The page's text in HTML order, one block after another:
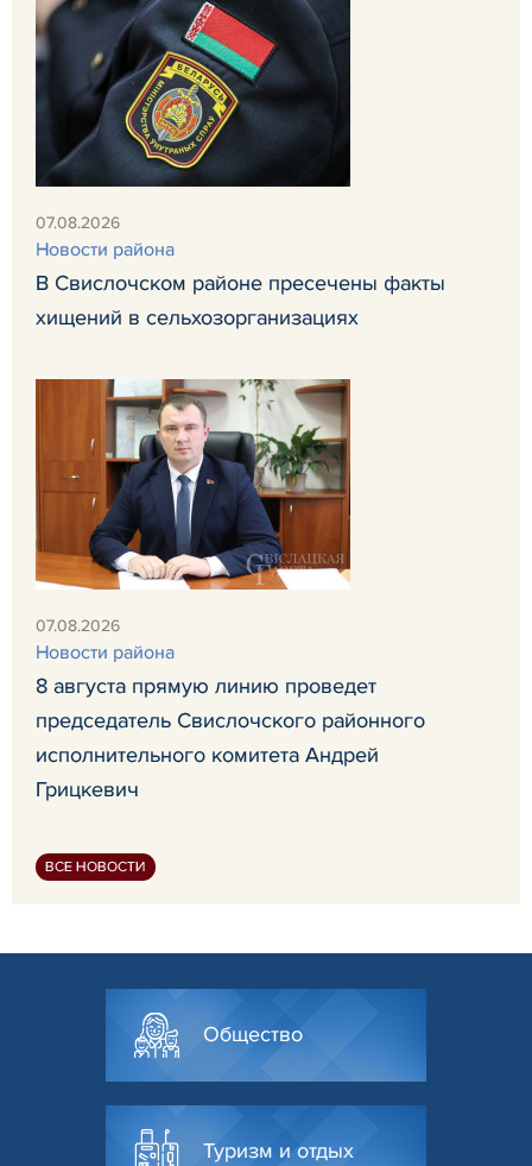
07.08.2026
Новости района
В Свислочском районе пресечены факты
хищений в сельхозорганизациях
07.08.2026
Новости района
8 августа прямую линию проведет
председатель Свислочского районного
исполнительного комитета Андрей
Грицкевич
ВСЕ НОВОСТИ
Общество
Туризм и отдых